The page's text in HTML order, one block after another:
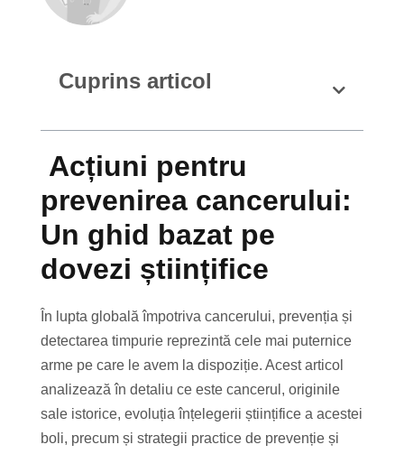
Cuprins articol
Acțiuni pentru
prevenirea cancerului:
Un ghid bazat pe
dovezi științifice
În lupta globală împotriva cancerului, prevenția și
detectarea timpurie reprezintă cele mai puternice
arme pe care le avem la dispoziție. Acest articol
analizează în detaliu ce este cancerul, originile
sale istorice, evoluția înțelegerii științifice a acestei
boli, precum și strategii practice de prevenție și